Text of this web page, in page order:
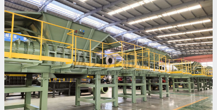
案
动
态
联
系
郑
州
市
九
龙